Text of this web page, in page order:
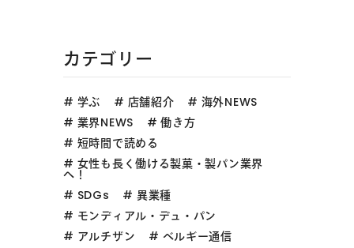
カテゴリー
学ぶ 店舗紹介
海外NEWS
業界NEWS
働き方
短時間で読める
女性も長く働ける製菓・製パン業界
へ！
SDGs
異業種
モンディアル・デュ・パン
アルチザン
ベルギー通信